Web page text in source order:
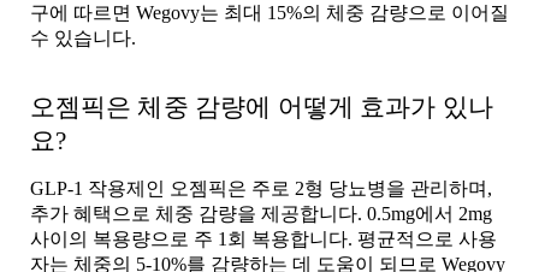
구에 따르면 Wegovy는 최대 15%의 체중 감량으로 이어질
수 있습니다.
오젬픽은 체중 감량에 어떻게 효과가 있나
요?
GLP-1 작용제인 오젬픽은 주로 2형 당뇨병을 관리하며,
추가 혜택으로 체중 감량을 제공합니다. 0.5mg에서 2mg
사이의 복용량으로 주 1회 복용합니다. 평균적으로 사용
자는 체중의 5-10%를 감량하는 데 도움이 되므로 Wegovy